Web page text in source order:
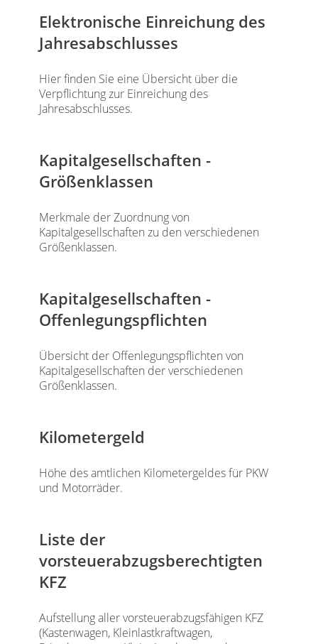
Elektronische Einreichung des
Jahresabschlusses
Hier finden Sie eine Übersicht über die
Verpflichtung zur Einreichung des
Jahresabschlusses.
Kapitalgesellschaften -
Größenklassen
Merkmale der Zuordnung von
Kapitalgesellschaften zu den verschiedenen
Größenklassen.
Kapitalgesellschaften -
Offenlegungspflichten
Übersicht der Offenlegungspflichten von
Kapitalgesellschaften der verschiedenen
Größenklassen.
Kilometergeld
Höhe des amtlichen Kilometergeldes für PKW
und Motorräder.
Liste der
vorsteuerabzugsberechtigten
KFZ
Aufstellung aller vorsteuerabzugsfähigen KFZ
(Kastenwagen, Kleinlastkraftwagen,